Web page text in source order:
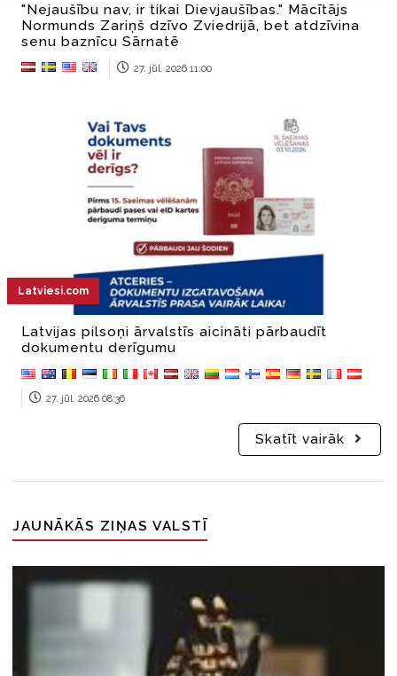
"Nejaušību nav, ir tikai Dievjaušības." Mācītājs
Normunds Zariņš dzīvo Zviedrijā, bet atdzīvina
senu baznīcu Sārnatē
27. jūl. 2026 11:00
Latviesi.com
Latvijas pilsoņi ārvalstīs aicināti pārbaudīt
dokumentu derīgumu
27. jūl. 2026 08:36
Skatīt vairāk
JAUNĀKĀS ZIŅAS VALSTĪ